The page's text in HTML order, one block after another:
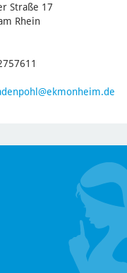
Straße 17
Rhein